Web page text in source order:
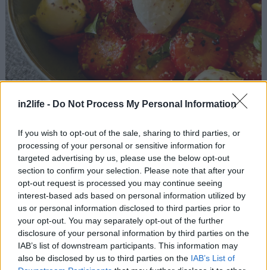
in2life - Do Not Process My Personal Information
If you wish to opt-out of the sale, sharing to third parties, or
processing of your personal or sensitive information for
targeted advertising by us, please use the below opt-out
section to confirm your selection. Please note that after your
opt-out request is processed you may continue seeing
interest-based ads based on personal information utilized by
us or personal information disclosed to third parties prior to
your opt-out. You may separately opt-out of the further
disclosure of your personal information by third parties on the
IAB’s list of downstream participants. This information may
also be disclosed by us to third parties on the IAB’s List of
Τοποθετούμε τις φράουλες σε πιάτο και τις
πασπαλίζουμε με τη μεγαλύτερη ποσότητα των
φιστικιών και ψιλοκομμένο φρέσκο βασιλικό. Από
πάνω τοποθετούμε μπαλάκια φρέσκιας